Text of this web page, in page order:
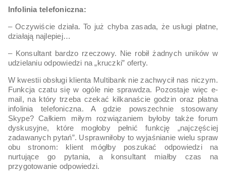
Infolinia telefoniczna:
– Oczywiście działa. To już chyba zasada, że usługi płatne,
działają najlepiej…
– Konsultant bardzo rzeczowy. Nie robił żadnych uników w
udzielaniu odpowiedzi na „kruczki” oferty.
W kwestii obsługi klienta Multibank nie zachwycił nas niczym.
Funkcja czatu się w ogóle nie sprawdza. Pozostaje więc e-
mail, na który trzeba czekać kilkanaście godzin oraz płatna
infolinia telefoniczna. A gdzie powszechnie stosowany
Skype? Całkiem miłym rozwiązaniem byłoby także forum
dyskusyjne, które mogłoby pełnić funkcję „najczęściej
zadawanych pytań”. Usprawniłoby to wyjaśnianie wielu spraw
obu stronom: klient mógłby poszukać odpowiedzi na
nurtujące go pytania, a konsultant miałby czas na
przygotowanie odpowiedzi.